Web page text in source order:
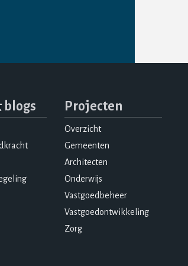
blogs Projecten
Overzicht
Gemeenten
Architecten
Onderwijs
Vastgoedbeheer
Vastgoedontwikkeling
Zorg